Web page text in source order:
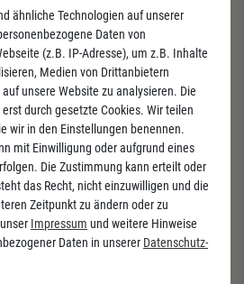
und Aktionen mehr.
Abonnieren
ich dieDaten­schutz­erklärung
widerrufen.
ähnliche Technologien auf unserer
Daten von
(z.B. IP-Adresse), um z.B. Inhalte
Medien von Drittanbietern
unsere Website zu analysieren. Die
durch gesetzte Cookies. Wir teilen
wir in den Einstellungen benennen.
mit Einwilligung oder aufgrund eines
Die Zustimmung kann erteilt oder
das Recht, nicht einzuwilligen und die
Zeitpunkt zu ändern oder zu
Impressum und weitere Hinweise
Daten in unserer Daten­schutz­